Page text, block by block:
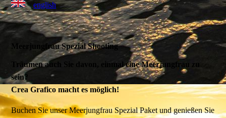
english
Meerjungfrau Spezial Shooting
Träumen auch Sie davon, einmal eine Meerjungfrau zu
sein?
Crea Grafico macht es möglich!
Buchen Sie unser Meerjungfrau Spezial Paket und genießen Sie